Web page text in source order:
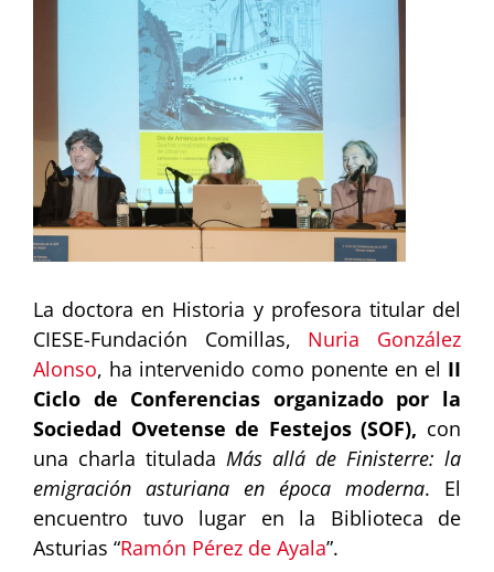
La doctora en Historia y profesora titular del
CIESE-Fundación Comillas, Nuria González
Alonso, ha intervenido como ponente en el II
Ciclo de Conferencias organizado por la
Sociedad Ovetense de Festejos (SOF), con
una charla titulada Más allá de Finisterre: la
emigración asturiana en época moderna. El
encuentro tuvo lugar en la Biblioteca de
Asturias “Ramón Pérez de Ayala”.